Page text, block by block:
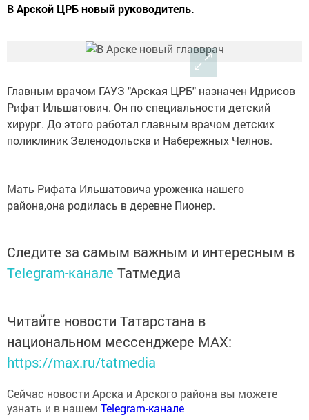
В Арской ЦРБ новый руководитель.
Главным врачом ГАУЗ "Арская ЦРБ" назначен Идрисов
Рифат Ильшатович. Он по специальности детский
хирург. До этого работал главным врачом детских
поликлиник Зеленодольска и Набережных Челнов.
Мать Рифата Ильшатовича уроженка нашего
района,она родилась в деревне Пионер.
Следите за самым важным и интересным в
Telegram-канале Татмедиа
Читайте новости Татарстана в
национальном мессенджере MАХ:
https://max.ru/tatmedia
Сейчас новости Арска и Арского района вы можете
узнать и в нашем Telegram-канале